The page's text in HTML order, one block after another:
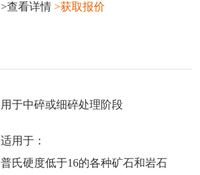
>查看详情 >获取报价
用于中碎或细碎处理阶段
适用于：
普氏硬度低于16的各种矿石和岩石